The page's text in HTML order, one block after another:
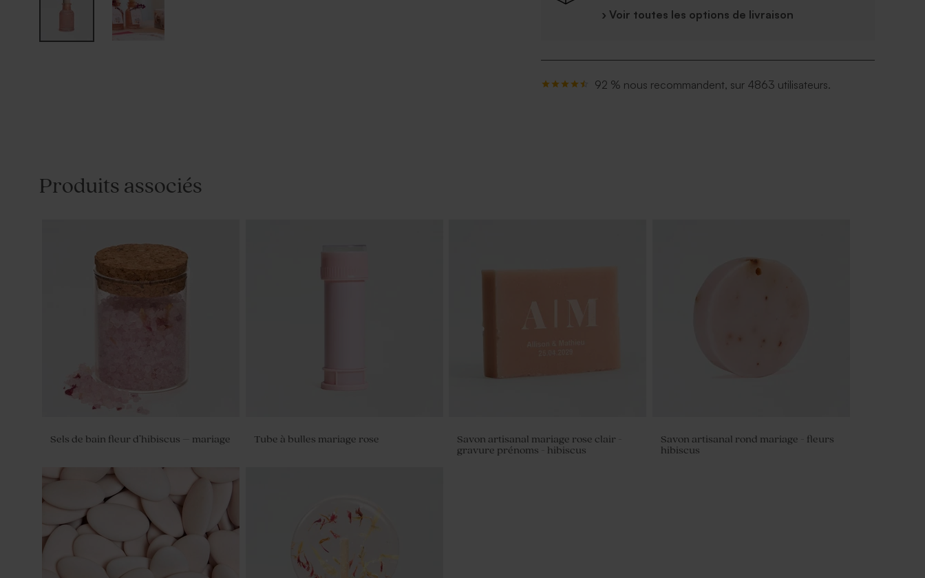
› Voir toutes les options de livraison
92 % nous recommandent, sur 4863 utilisateurs.
Produits associés
Sels de bain fleur d’hibiscus – mariage Tube à bulles mariage rose
Savon artisanal mariage rose clair -
gravure prénoms - hibiscus
Savon artisanal rond mariage - fleurs
hibiscus